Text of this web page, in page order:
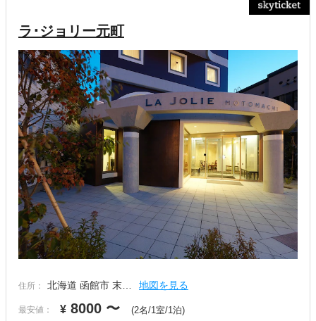
ラ･ジョリー元町
住所： 北海道 函館市 末… 地図を見る
最安値： ¥ 8000 〜 (2名/1室/1泊)